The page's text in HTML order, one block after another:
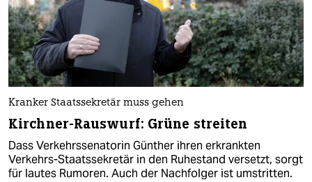
Kranker Staatssekretär muss gehen
Kirchner-Rauswurf: Grüne streiten
Dass Verkehrssenatorin Günther ihren erkrankten
Verkehrs-Staatssekretär in den Ruhestand versetzt, sorgt
für lautes Rumoren. Auch der Nachfolger ist umstritten.